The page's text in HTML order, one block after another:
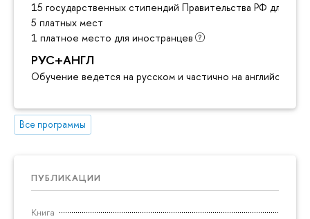
15 государственных стипендий Правительства РФ для
5 платных мест
1 платное место для иностранцев
РУС+АНГЛ
Обучение ведется на русском и частично на английском
Все программы
ПУБЛИКАЦИИ
Книга